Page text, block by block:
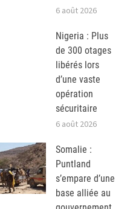
6 août 2026
Nigeria : Plus
de 300 otages
libérés lors
d’une vaste
opération
sécuritaire
6 août 2026
Somalie :
Puntland
s’empare d’une
base alliée au